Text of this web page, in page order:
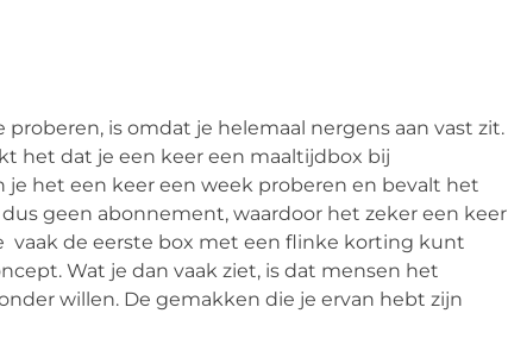
is omdat je helemaal nergens aan vast zit.
het dat je een keer een maaltijdbox bij
je het een keer een week proberen en bevalt het
geen abonnement, waardoor het zeker een keer
vaak de eerste box met een flinke korting kunt
Wat je dan vaak ziet, is dat mensen het
willen. De gemakken die je ervan hebt zijn